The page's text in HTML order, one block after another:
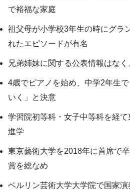
で裕福な家庭
祖父母が小学校3年生の時にグラ
れたエピソードが有名
兄弟姉妹に関する公表情報はな
4歳でピアノを始め、中学2年生
いく」と決意
学習院初等科・女子中等科を経
進学
東京藝術大学を2018年に首席で
賞を総なめ
ベルリン芸術大学大学院で国家